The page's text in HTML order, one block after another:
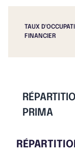
TAUX
FINANCIER
PRIMA